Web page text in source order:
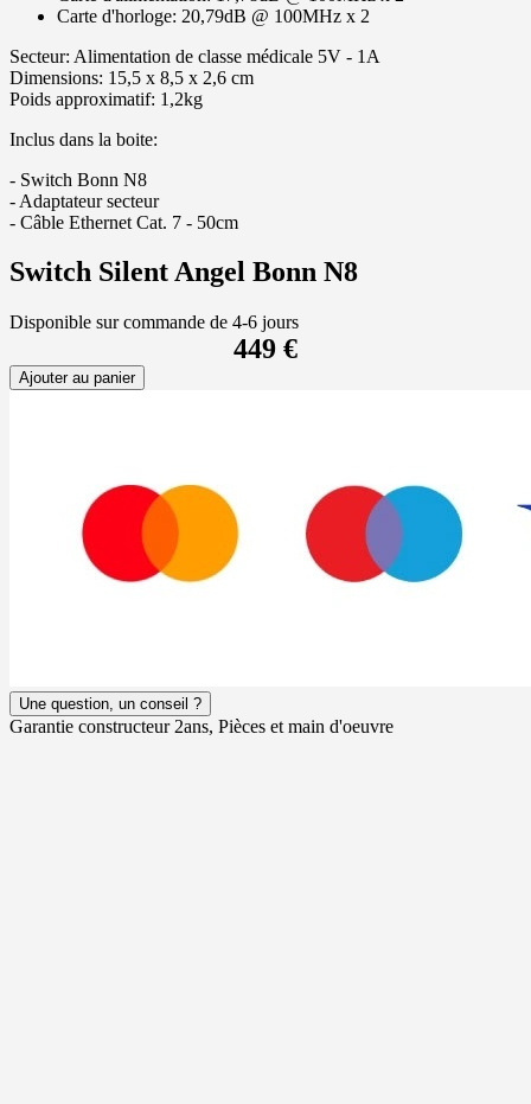
Carte d'horloge: 20,79dB @ 100MHz x 2
Secteur: Alimentation de classe médicale 5V - 1A
Dimensions: 15,5 x 8,5 x 2,6 cm
Poids approximatif: 1,2kg
Inclus dans la boite:
- Switch Bonn N8
- Adaptateur secteur
- Câble Ethernet Cat. 7 - 50cm
Switch Silent Angel Bonn N8
Disponible sur commande de 4-6 jours
449 €
Ajouter au panier
Une question, un conseil ?
Garantie constructeur 2ans, Pièces et main d'oeuvre